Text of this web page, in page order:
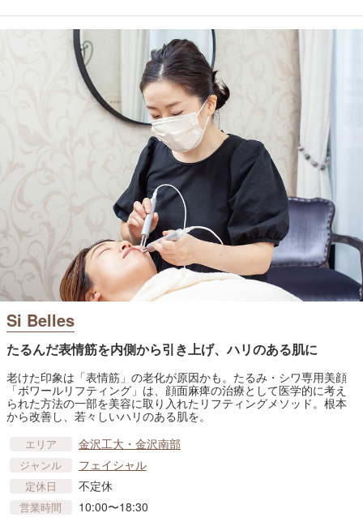
Si Belles
たるんだ表情筋を内側から引き上げ、ハリのある肌に
老けた印象は「表情筋」の老化が原因かも。たるみ・シワ専用美顔
「ボワールリフティング」は、顔面麻痺の治療として医学的に考え
られた方法の一部を美容に取り入れたリフティングメソッド。根本
から改善し、若々しいハリのある肌を。
エリア 金沢工大・金沢南部
ジャンル フェイシャル
定休日 不定休
営業時間 10:00〜18:30